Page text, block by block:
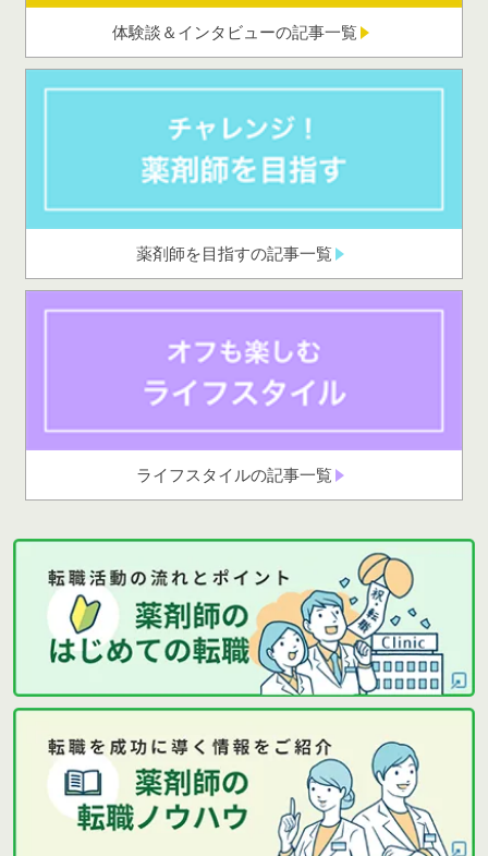
体験談＆インタビューの記事一覧
薬剤師を目指すの記事一覧
ライフスタイルの記事一覧